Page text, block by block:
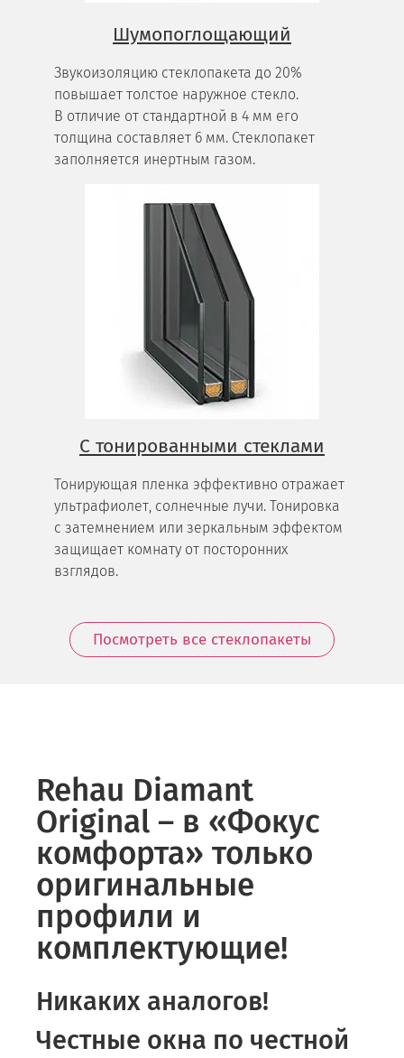
Шумопоглощающий
Звукоизоляцию стеклопакета до 20%
повышает толстое наружное стекло.
В отличие от стандартной в 4 мм его
толщина составляет 6 мм. Стеклопакет
заполняется инертным газом.
С тонированными стеклами
Тонирующая пленка эффективно отражает
ультрафиолет, солнечные лучи. Тонировка
с затемнением или зеркальным эффектом
защищает комнату от посторонних
взглядов.
Посмотреть все стеклопакеты
Rehau Diamant
Original – в «Фокус
комфорта» только
оригинальные
профили и
комплектующие!
Никаких аналогов!
Честные окна по честной